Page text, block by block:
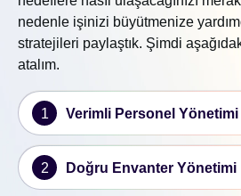
nedenle işinizi büyütmenize
stratejileri paylaştık. Şimdi
atalım.
1 Verimli Personel Yönetimi
2 Doğru Envanter Yönetimi